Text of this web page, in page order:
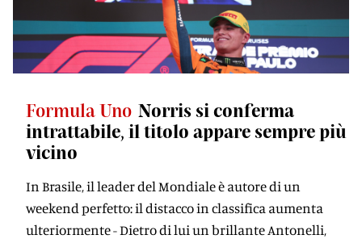
Formula Uno Norris si conferma
intrattabile, il titolo appare sempre più
vicino
In Brasile, il leader del Mondiale è autore di un
weekend perfetto: il distacco in classifica aumenta
ulteriormente - Dietro di lui un brillante Antonelli,